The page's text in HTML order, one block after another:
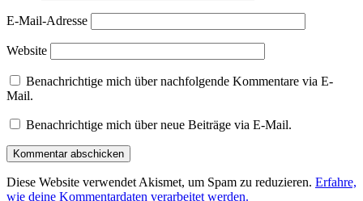
E-Mail-Adresse
Website
Benachrichtige mich über nachfolgende Kommentare via E-
Mail.
Benachrichtige mich über neue Beiträge via E-Mail.
Diese Website verwendet Akismet, um Spam zu reduzieren. Erfahre,
wie deine Kommentardaten verarbeitet werden.